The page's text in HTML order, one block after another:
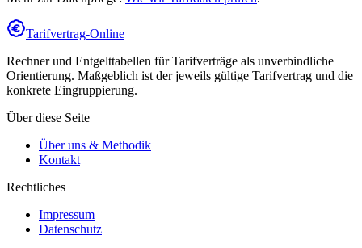
Tarifvertrag-Online
Rechner und Entgelttabellen für Tarifverträge als unverbindliche
Orientierung. Maßgeblich ist der jeweils gültige Tarifvertrag und die
konkrete Eingruppierung.
Über diese Seite
Über uns & Methodik
Kontakt
Rechtliches
Impressum
Datenschutz